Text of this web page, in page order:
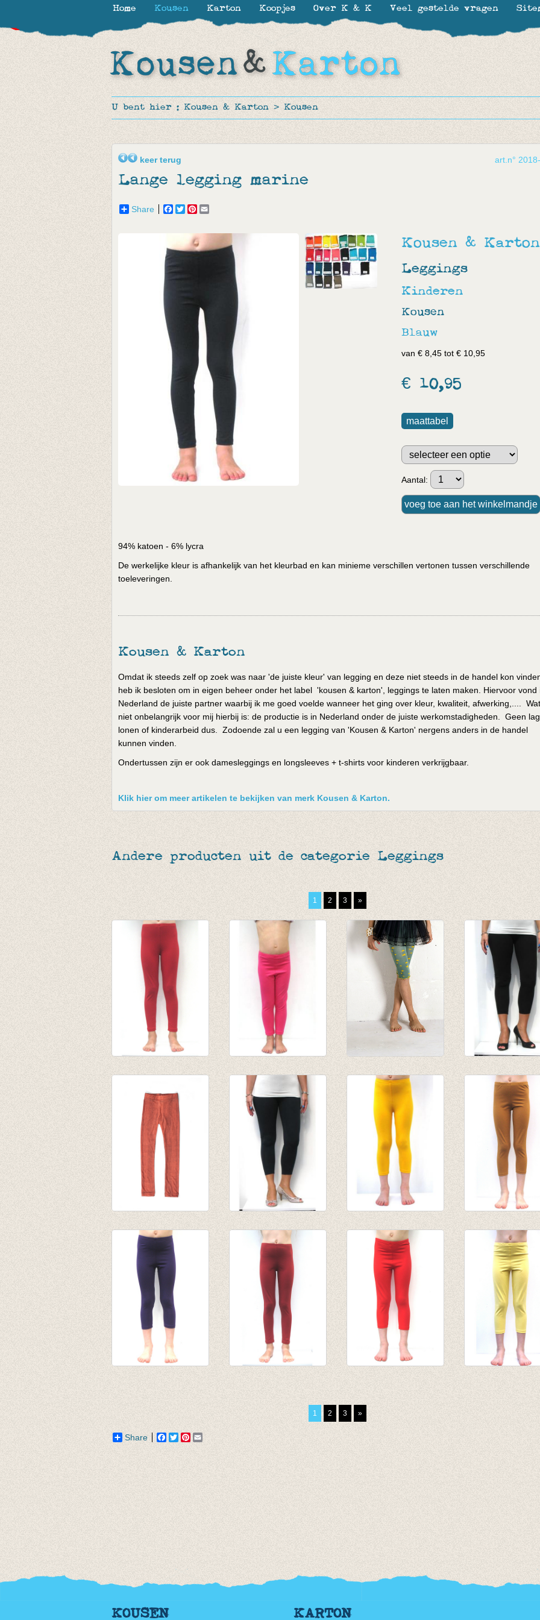
U bent hier : Kousen & Karton > Kousen
art.n°
keer terug
Lange legging marine
Share Facebook
TwitterPinterest
Kousen & Karton
Leggings
Kinderen
Kousen
Blauw
van € 8,45 tot € 10,95
€ 10,95
maattabel
Aantal:
94% katoen - 6% lycra
De werkelijke kleur is afhankelijk van het kleurbad en kan minieme verschillen vertonen tussen verschillende
toeleveringen.
Kousen & Karton
Omdat ik steeds zelf op zoek was naar 'de juiste kleur' van legging en deze niet steeds in de handel kon
heb ik besloten om in eigen beheer onder het label 'kousen & karton', leggings te laten maken. Hiervoor vond
Nederland de juiste partner waarbij ik me goed voelde wanneer het ging over kleur, kwaliteit, afwerking,....
niet onbelangrijk voor mij hierbij is: de productie is in Nederland onder de juiste werkomstadigheden. Geen
lonen of kinderarbeid dus. Zodoende zal u een legging van 'Kousen & Karton' nergens anders in de handel
kunnen vinden.
Ondertussen zijn er ook damesleggings en longsleeves + t-shirts voor kinderen verkrijgbaar.
Klik hier om meer artikelen te bekijken van merk Kousen & Karton.
Andere producten uit de categorie Leggings
1 2 3 »
€ 10,95
Fuchsia
van € 8,45
tot € 10,95
oceaangroen
€ 16,00
€ 19,95
€ 6,95
€ 23,00
€ 14,00
€ 19,95
van € 4,75
tot € 9,50
van € 7,80
tot € 9,50
tot € 9,50
1 2 3 »
Share Facebook
TwitterPinterest
KOUSEN KARTON
Home Kousen Karton Koopjes Over K & K Veel gestelde vragen